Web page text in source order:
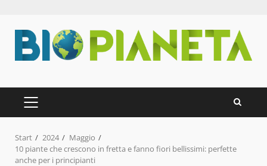
Inhalt
springen
PRIMÄRES
MENÜ
Start 2024
Maggio
10 piante che crescono in fretta e fanno fiori bellissimi: perfette
anche per i principianti